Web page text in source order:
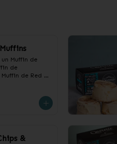
Muffin de
de
de Red
&